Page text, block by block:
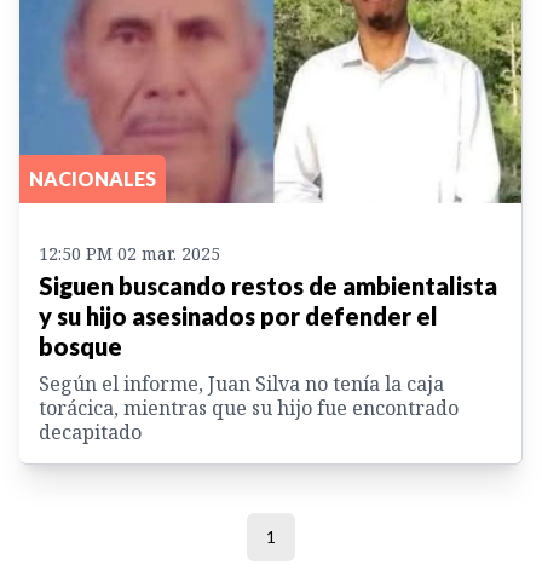
NACIONALES
12:50 PM 02 mar. 2025
Siguen buscando restos de ambientalista
y su hijo asesinados por defender el
bosque
Según el informe, Juan Silva no tenía la caja
torácica, mientras que su hijo fue encontrado
decapitado
1